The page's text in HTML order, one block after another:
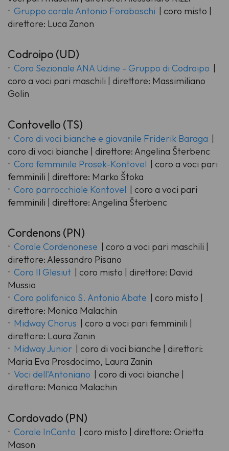
Gruppo corale Antonio Foraboschi | coro misto |
direttore: Luca Zanon
Codroipo (UD)
Coro Sezionale ANA Udine - Gruppo di Codroipo |
coro a voci pari maschili | direttore: Massimiliano
Golin
Contovello (TS)
Coro di voci bianche e giovanile Friderik Baraga |
coro di voci bianche | direttore: Angelina Šterbenc
Coro femminile Prosek-Kontovel | coro a voci pari
femminili | direttore: Marko Štoka
Coro parrocchiale Kontovel | coro a voci pari
femminili | direttore: Angelina Šterbenc
Cordenons (PN)
Corale Cordenonese | coro a voci pari maschili |
direttore: Alessandro Pisano
Coro Il Glesiut | coro misto | direttore: David
Mussio
Coro polifonico S. Antonio Abate | coro misto |
direttore: Monica Malachin
Midway Chorus | coro a voci pari femminili |
direttore: Laura Zanin
Midway Junior | coro di voci bianche | direttori:
Maria Eva Prosdocimo, Laura Zanin
Voci dell'Antoniano | coro di voci bianche |
direttore: Monica Malachin
Cordovado (PN)
Corale InCanto | coro misto | direttore: Orietta
Mason